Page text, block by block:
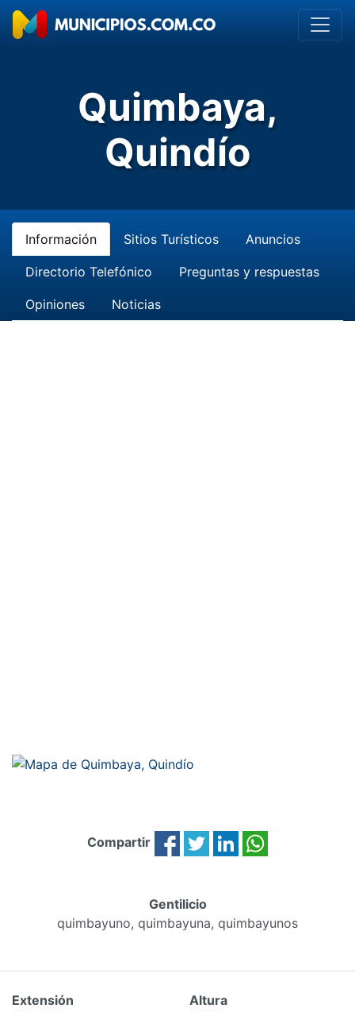
Quimbaya,
Quindío
Información Sitios Turísticos Anuncios
Directorio Telefónico Preguntas y respuestas
Opiniones Noticias
Compartir
Gentilicio
quimbayuno, quimbayuna, quimbayunos
Extensión
Altura